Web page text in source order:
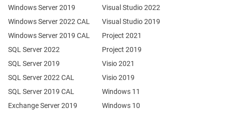
Windows Server 2019
Exchange Server 2019
SQL Server 2022
SQL Server 2019
Windows Server 2022 CAL
Windows Server 2019 CAL
SQL Server 2022 CAL
SQL Server 2019 CAL
Visual Studio 2022
Visual Studio 2019
Project 2021
Project 2019
Visio 2021
Visio 2019
Windows 11
Windows 10